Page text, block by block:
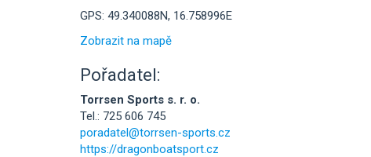
GPS: 49.340088N, 16.758996E
Zobrazit na mapě
Pořadatel:
Torrsen Sports s. r. o.
Tel.: 725 606 745
poradatel@torrsen-sports.cz
https://dragonboatsport.cz